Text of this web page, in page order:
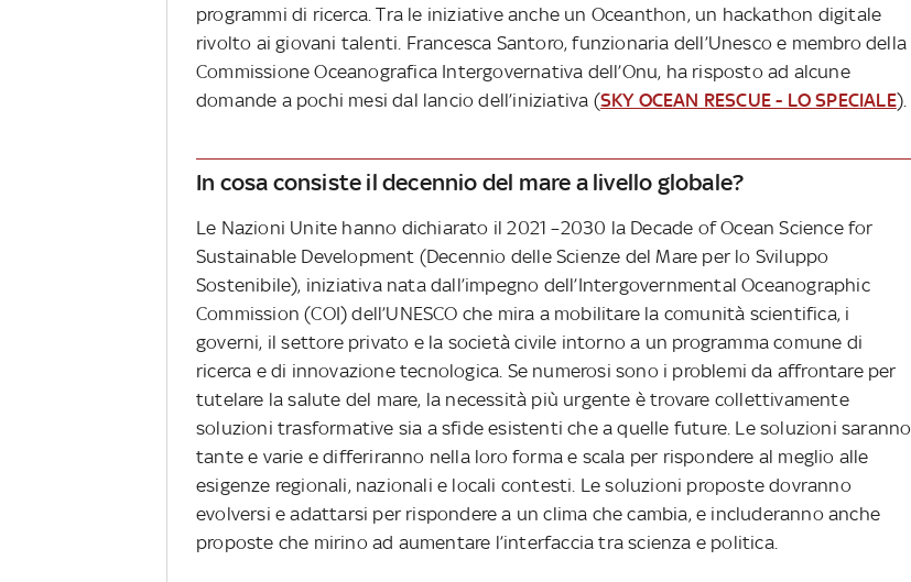
programmi di ricerca. Tra le iniziative anche un Oceanthon, un hackathon digitale
rivolto ai giovani talenti. Francesca Santoro, funzionaria dell’Unesco e membro della
Commissione Oceanografica Intergovernativa dell’Onu, ha risposto ad alcune
domande a pochi mesi dal lancio dell’iniziativa (SKY OCEAN RESCUE - LO SPECIALE).
In cosa consiste il decennio del mare a livello globale?
Le Nazioni Unite hanno dichiarato il 2021 –2030 la Decade of Ocean Science for
Sustainable Development (Decennio delle Scienze del Mare per lo Sviluppo
Sostenibile), iniziativa nata dall’impegno dell’Intergovernmental Oceanographic
Commission (COI) dell’UNESCO che mira a mobilitare la comunità scientifica, i
governi, il settore privato e la società civile intorno a un programma comune di
ricerca e di innovazione tecnologica. Se numerosi sono i problemi da affrontare per
tutelare la salute del mare, la necessità più urgente è trovare collettivamente
soluzioni trasformative sia a sfide esistenti che a quelle future. Le soluzioni saranno
tante e varie e differiranno nella loro forma e scala per rispondere al meglio alle
esigenze regionali, nazionali e locali contesti. Le soluzioni proposte dovranno
evolversi e adattarsi per rispondere a un clima che cambia, e includeranno anche
proposte che mirino ad aumentare l’interfaccia tra scienza e politica.